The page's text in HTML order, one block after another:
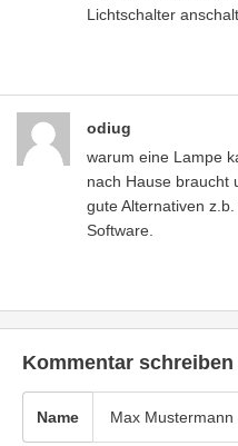
Lichtschalter
odiug
warum eine Lampe
nach Hause braucht
gute Alternativen
Software.
Kommentar schreiben
Name